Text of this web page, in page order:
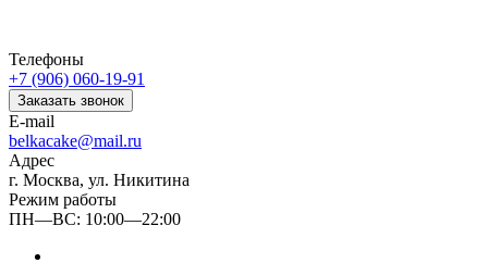
Телефоны
+7 (906) 060-19-91
Заказать звонок
E-mail
belkacake@mail.ru
Адрес
г. Москва, ул. Никитина
Режим работы
ПН—ВС: 10:00—22:00